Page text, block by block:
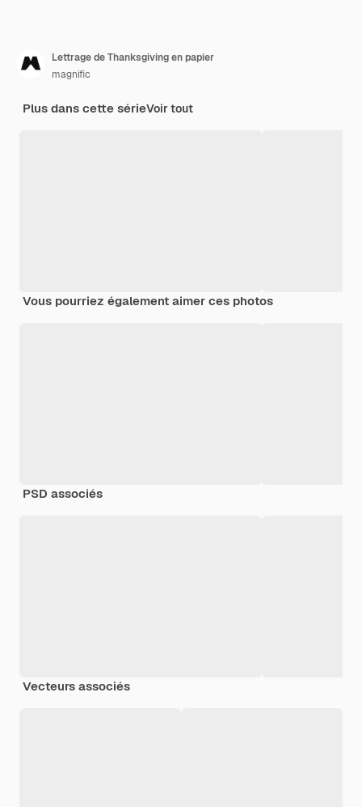
Lettrage de Thanksgiving en papier
magnific
Plus dans cette sérieVoir tout
Vous pourriez également aimer ces photos
PSD associés
Vecteurs associés